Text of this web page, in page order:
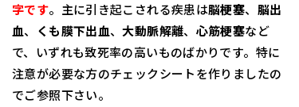
字です。主に引き起こされる疾患は脳梗塞、 脳出
血、 くも膜下出血、大動脈解離、 心筋梗塞など
で、いずれも致死率の高いものばかりです。特に
注意が必要な方のチェックシートを作りましたの
でご参照下さい。